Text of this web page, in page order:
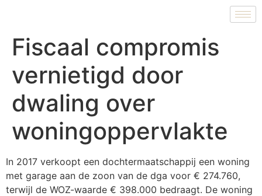
Fiscaal compromis
vernietigd door
dwaling over
woningoppervlakte
In 2017 verkoopt een dochtermaatschappij een woning
met garage aan de zoon van de dga voor € 274.760,
terwijl de WOZ-waarde € 398.000 bedraagt. De woning